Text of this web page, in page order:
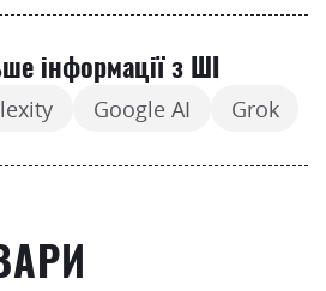
інформації з ШІ
Google AI Grok